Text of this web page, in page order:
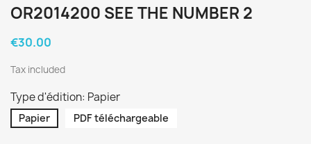
OR2014200 SEE THE NUMBER 2
€30.00
Tax included
Type d'édition: Papier
Papier PDF téléchargeable